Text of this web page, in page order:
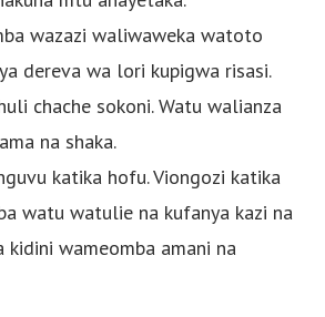
wazazi waliwaweka watoto
dereva wa lori kupigwa risasi.
chache sokoni. Watu walianza
na shaka.
katika hofu. Viongozi katika
watu watulie na kufanya kazi na
kidini wameomba amani na